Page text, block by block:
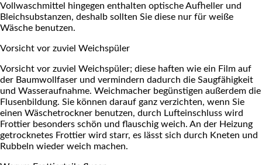
Vollwaschmittel hingegen enthalten optische Aufheller und
Bleichsubstanzen, deshalb sollten Sie diese nur für weiße
Wäsche benutzen.
Vorsicht vor zuviel Weichspüler
Vorsicht vor zuviel Weichspüler; diese haften wie ein Film auf
der Baumwollfaser und vermindern dadurch die Saugfähigkeit
und Wasseraufnahme. Weichmacher begünstigen außerdem die
Flusenbildung. Sie können darauf ganz verzichten, wenn Sie
einen Wäschetrockner benutzen, durch Lufteinschluss wird
Frottier besonders schön und flauschig weich. An der Heizung
getrocknetes Frottier wird starr, es lässt sich durch Kneten und
Rubbeln wieder weich machen.